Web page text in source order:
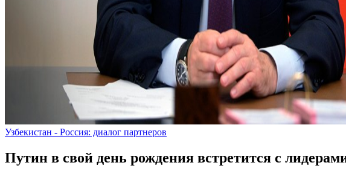
Узбекистан - Россия: диалог партнеров
Путин в свой день рождения встретится с